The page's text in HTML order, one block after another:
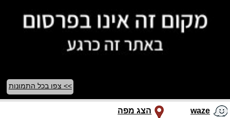
>> צפו בכל התמונות
waze הצג מפה